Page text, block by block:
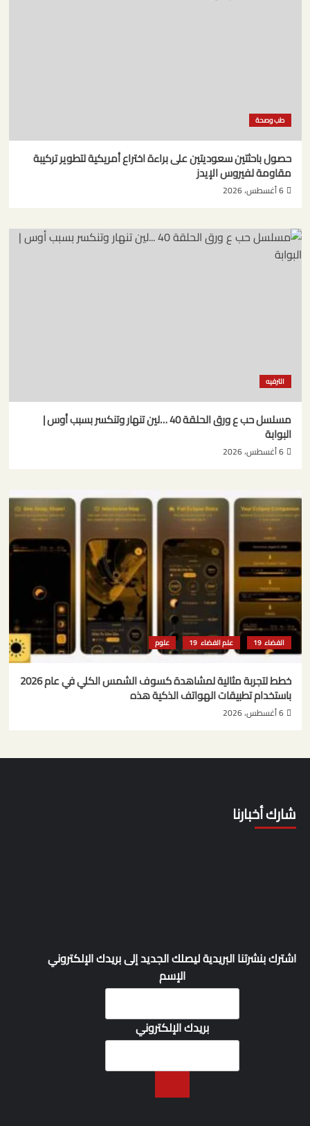
طب وصحة
حصول باحثتين سعوديتين على براءة اختراع أمريكية لتطوير تركيبة
مقاومة لفيروس الإيدز
6 أغسطس، 2026
الترفيه
مسلسل حب ع ورق الحلقة 40 …لين تنهار وتنكسر بسبب أوس |
البوابة
6 أغسطس، 2026
الفضاء علم الفضاء علوم
خطط لتجربة مثالية لمشاهدة كسوف الشمس الكلي في عام 2026
باستخدام تطبيقات الهواتف الذكية هذه
6 أغسطس، 2026
شارك أخبارنا
اشترك بنشرتنا البريدية ليصلك الجديد إلى بريدك الإلكتروني
الإسم
بريدك الإلكتروني